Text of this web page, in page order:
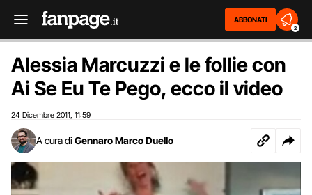
ABBONATI
2
Alessia Marcuzzi e le follie con
Ai Se Eu Te Pego, ecco il video
24 Dicembre 2011 11:59
A cura di Gennaro Marco Duello